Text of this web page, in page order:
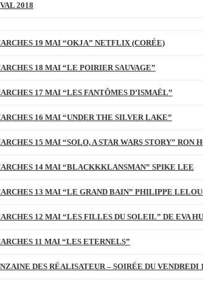
2018
19 MAI “OKJA” NETFLIX (CORÉE)
18 MAI “LE POIRIER SAUVAGE”
17 MAI “LES FANTÔMES D’ISMAËL”
16 MAI “UNDER THE SILVER LAKE”
15 MAI “SOLO, A STAR WARS STORY” RON
14 MAI “BLACKKKLANSMAN” SPIKE LEE
13 MAI “LE GRAND BAIN” PHILIPPE
12 MAI “LES FILLES DU SOLEIL” DE EVA
11 MAI “LES ETERNELS”
DES RÉALISATEUR – SOIRÉE DU VENDREDI